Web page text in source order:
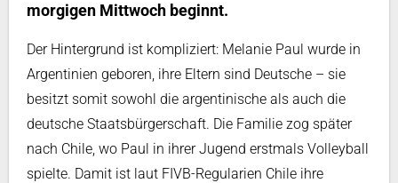
morgigen Mittwoch beginnt.
Der Hintergrund ist kompliziert: Melanie Paul wurde in
Argentinien geboren, ihre Eltern sind Deutsche – sie
besitzt somit sowohl die argentinische als auch die
deutsche Staatsbürgerschaft. Die Familie zog später
nach Chile, wo Paul in ihrer Jugend erstmals Volleyball
spielte. Damit ist laut FIVB-Regularien Chile ihre